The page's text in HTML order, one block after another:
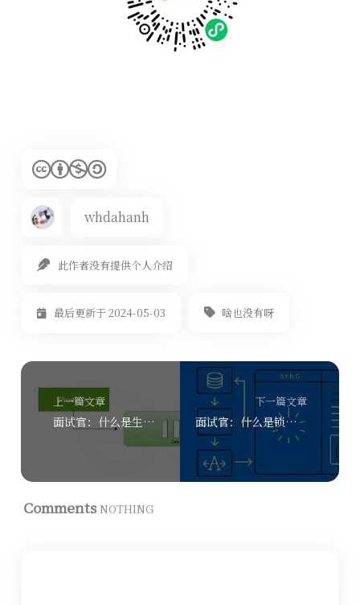
whdahanh
此作者没有提供个人介绍
最后更新于 2024-05-03 啥也没有呀
上一篇文章
面试官：什么是生产者-消费者模式？如何实现？
下一篇文章
面试官：什么是锁？Java中有哪些不同类型的锁？
Comments NOTHING